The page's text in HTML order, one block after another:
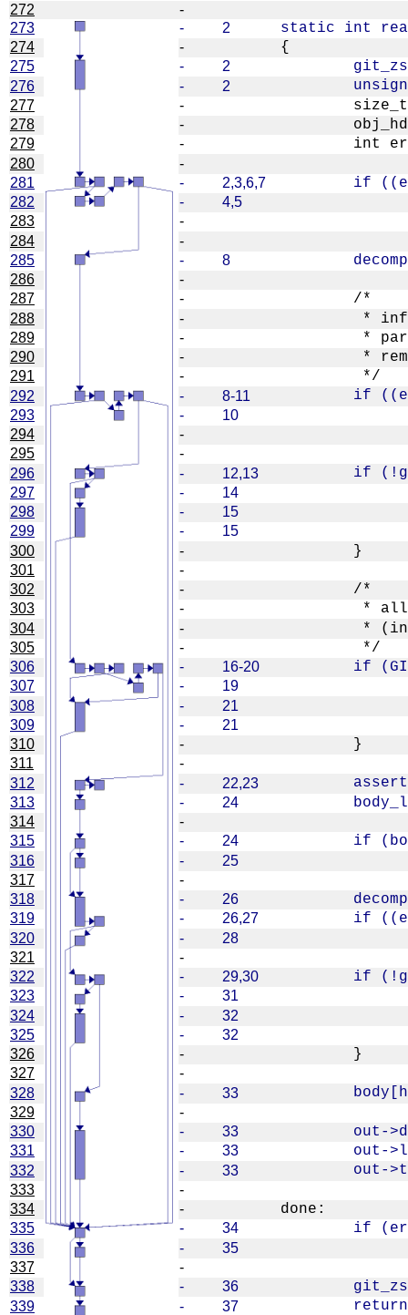
272
-
273
-
2
274
-
275 -
2
276
-
2
277
-
278
-
279
-
280
-
281
-
2,3,6,7
282
-
4,5
283
-
284
-
285
-
8
286
-
287
-
288
-
289
-
290
-
291
-
292 -
8-11
293
-
10
294
-
295
-
296
-
12,13
297
-
14
298
-
15
299
-
15
300
-
301
-
302
-
303
-
304
-
305
-
306 -
16-20
307
-
19
308
-
21
309
-
21
310
-
311
-
312
-
22,23
313
-
24
314
-
315
-
24
316
-
25
317
-
318
-
26
319
-
26,27
320
-
28
321
-
322
-
29,30
323
-
31
324
-
32
325
-
32
326
-
327
-
328
-
33
329
-
330
-
33
331
-
33
332
-
33
333
-
334
-
335 -
34
336
-
35
337
-
338
-
36
339
-
37